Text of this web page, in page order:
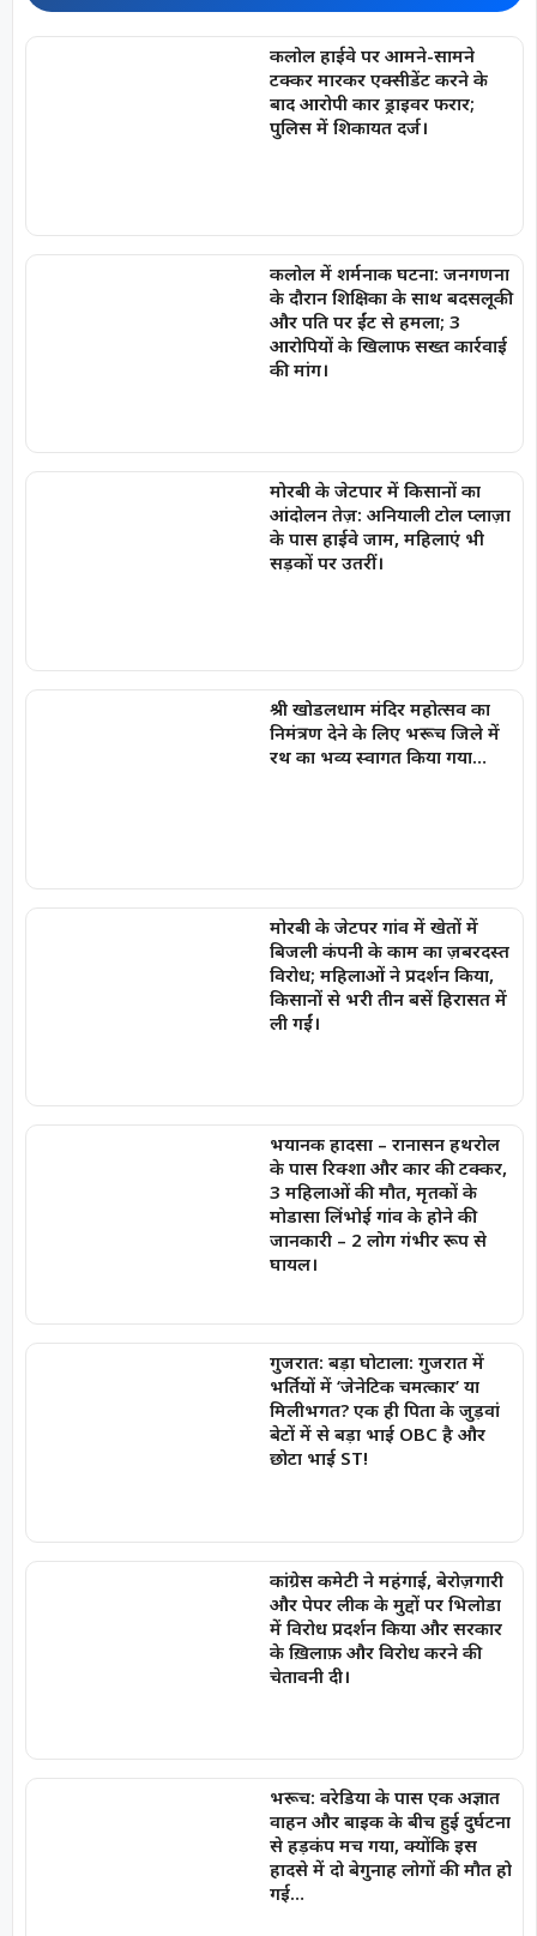
कलोल हाईवे पर आमने-सामने
टक्कर मारकर एक्सीडेंट करने के
बाद आरोपी कार ड्राइवर फरार;
पुलिस में शिकायत दर्ज।
कलोल में शर्मनाक घटना: जनगणना
के दौरान शिक्षिका के साथ बदसलूकी
और पति पर ईंट से हमला; 3
आरोपियों के खिलाफ सख्त कार्रवाई
की मांग।
मोरबी के जेटपार में किसानों का
आंदोलन तेज़: अनियाली टोल प्लाज़ा
के पास हाईवे जाम, महिलाएं भी
सड़कों पर उतरीं।
श्री खोडलधाम मंदिर महोत्सव का
निमंत्रण देने के लिए भरूच जिले में
रथ का भव्य स्वागत किया गया…
मोरबी के जेटपर गांव में खेतों में
बिजली कंपनी के काम का ज़बरदस्त
विरोध; महिलाओं ने प्रदर्शन किया,
किसानों से भरी तीन बसें हिरासत में
ली गईं।
भयानक हादसा – रानासन हथरोल
के पास रिक्शा और कार की टक्कर,
3 महिलाओं की मौत, मृतकों के
मोडासा लिंभोई गांव के होने की
जानकारी – 2 लोग गंभीर रूप से
घायल।
गुजरात: बड़ा घोटाला: गुजरात में
भर्तियों में ‘जेनेटिक चमत्कार’ या
मिलीभगत? एक ही पिता के जुड़वां
बेटों में से बड़ा भाई OBC है और
छोटा भाई ST!
कांग्रेस कमेटी ने महंगाई, बेरोज़गारी
और पेपर लीक के मुद्दों पर भिलोडा
में विरोध प्रदर्शन किया और सरकार
के ख़िलाफ़ और विरोध करने की
चेतावनी दी।
भरूच: वरेडिया के पास एक अज्ञात
वाहन और बाइक के बीच हुई दुर्घटना
से हड़कंप मच गया, क्योंकि इस
हादसे में दो बेगुनाह लोगों की मौत हो
गई…